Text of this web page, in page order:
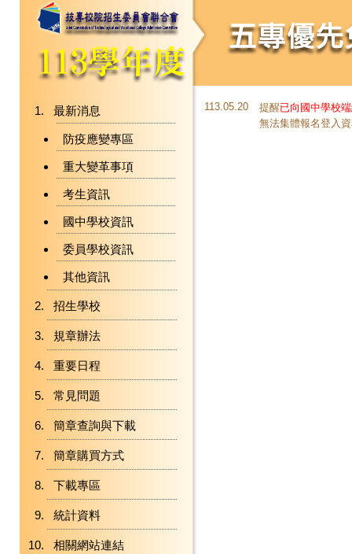
最新消息
防疫應變專區
重大變革事項
考生資訊
國中學校資訊
委員學校資訊
其他資訊
招生學校
規章辦法
重要日程
常見問題
簡章查詢與下載
簡章購買方式
下載專區
統計資料
相關網站連結
113.05.20 提醒已向國中學校
無法集體報名登入